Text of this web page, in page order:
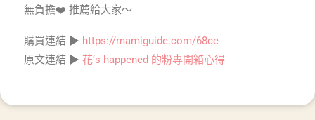
無負擔❤️ 推薦給大家～
購買連結 ▶ https://mamiguide.com/68ce
原文連結 ▶ 花‘s happened 的粉專開箱心得